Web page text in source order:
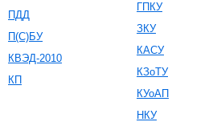
ПДД
П(С)БУ
КВЭД-2010
КП
ГПКУ
ЗКУ
КАСУ
КЗоТУ
КУоАП
НКУ